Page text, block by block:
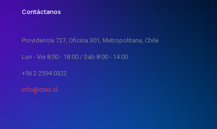
Contáctanos
Providencia 727, Oficina 301, Metropolitana, Chile
Lun - Vie 8:00 - 18:00 / Sab 8:00 - 14:00
+56 2 2594 0322
info@otec.cl